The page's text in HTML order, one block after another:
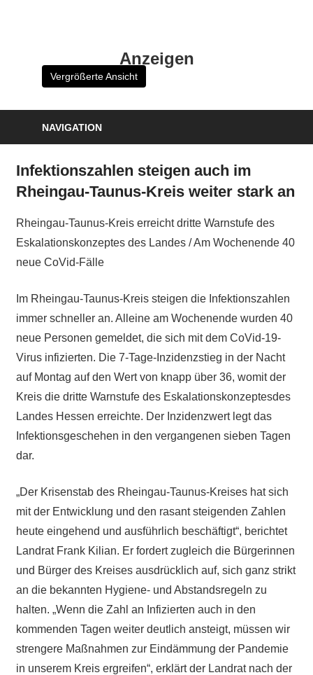
Anzeigen
Vergrößerte Ansicht
NAVIGATION
Infektionszahlen steigen auch im
Rheingau-Taunus-Kreis weiter stark an
Rheingau-Taunus-Kreis erreicht dritte Warnstufe des
Eskalationskonzeptes des Landes / Am Wochenende 40
neue CoVid-Fälle
Im Rheingau-Taunus-Kreis steigen die Infektionszahlen
immer schneller an. Alleine am Wochenende wurden 40
neue Personen gemeldet, die sich mit dem CoVid-19-
Virus infizierten. Die 7-Tage-Inzidenzstieg in der Nacht
auf Montag auf den Wert von knapp über 36, womit der
Kreis die dritte Warnstufe des Eskalationskonzeptesdes
Landes Hessen erreichte. Der Inzidenzwert legt das
Infektionsgeschehen in den vergangenen sieben Tagen
dar.
„Der Krisenstab des Rheingau-Taunus-Kreises hat sich
mit der Entwicklung und den rasant steigenden Zahlen
heute eingehend und ausführlich beschäftigt“, berichtet
Landrat Frank Kilian. Er fordert zugleich die Bürgerinnen
und Bürger des Kreises ausdrücklich auf, sich ganz strikt
an die bekannten Hygiene- und Abstandsregeln zu
halten. „Wenn die Zahl an Infizierten auch in den
kommenden Tagen weiter deutlich ansteigt, müssen wir
strengere Maßnahmen zur Eindämmung der Pandemie
in unserem Kreis ergreifen“, erklärt der Landrat nach der